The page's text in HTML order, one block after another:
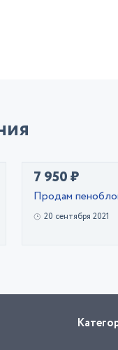
7 950 ₽
Продам
20 сентября 2021